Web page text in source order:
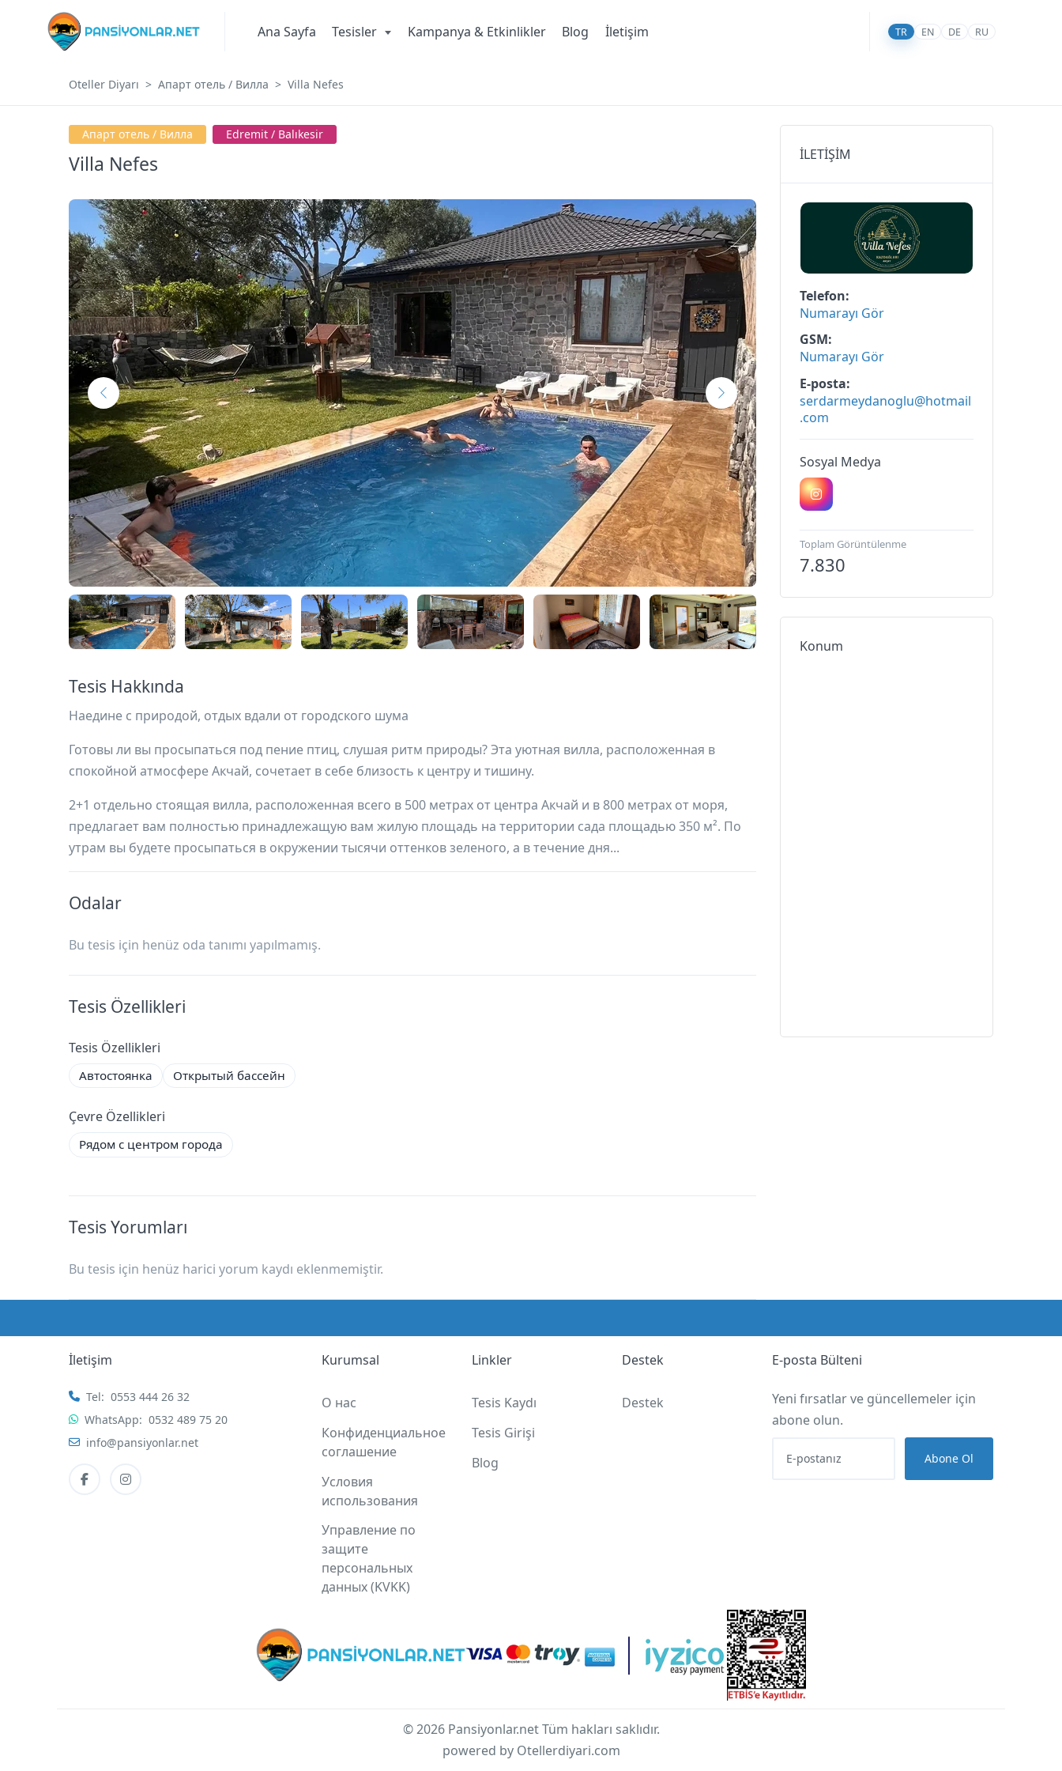
Ana Sayfa Tesisler Kampanya & Etkinlikler Blog İletişim TR EN DE RU
Oteller Diyarı Апарт отель / Вилла Villa Nefes
Апарт отель / Вилла Edremi̇t / Balıkesir
Villa Nefes
Tesis Hakkında
Наедине с природой, отдых вдали от городского шума
Готовы ли вы просыпаться под пение птиц, слушая ритм природы? Эта уютная вилла, расположенная в
спокойной атмосфере Акчай, сочетает в себе близость к центру и тишину.
2+1 отдельно стоящая вилла, расположенная всего в 500 метрах от центра Акчай и в 800 метрах от моря,
предлагает вам полностью принадлежащую вам жилую площадь на территории сада площадью 350 м². По
утрам вы будете просыпаться в окружении тысячи оттенков зеленого, а в течение дня...
Odalar
Bu tesis için henüz oda tanımı yapılmamış.
Tesis Özellikleri
Tesis Özellikleri
Автостоянка Открытый бассейн
Çevre Özellikleri
Рядом с центром города
Tesis Yorumları
Bu tesis için henüz harici yorum kaydı eklenmemiştir.
İLETİŞİM
Telefon
Numarayı Gör
GSM
Numarayı Gör
E-posta
serdarmeydanoglu@hotmail
.com
Sosyal Medya
Toplam Görüntülenme
7.830
Konum
İletişim
Tel: 0553 444 26 32
WhatsApp: 0532 489 75 20
info@pansiyonlar.net
Kurumsal
О нас
Конфиденциальное
соглашение
Условия
использования
Управление по
защите
персональных
данных (KVKK)
Linkler
Tesis Kaydı
Tesis Girişi
Blog
Destek
Destek
E-posta Bülteni
Yeni fırsatlar ve güncellemeler için
abone olun.
Abone Ol
© 2026 Pansiyonlar.net Tüm hakları saklıdır.
powered by Otellerdiyari.com